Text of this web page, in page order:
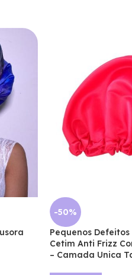
-50%
Pequenos Defeitos
Cetim Anti Frizz
– Camada Unica